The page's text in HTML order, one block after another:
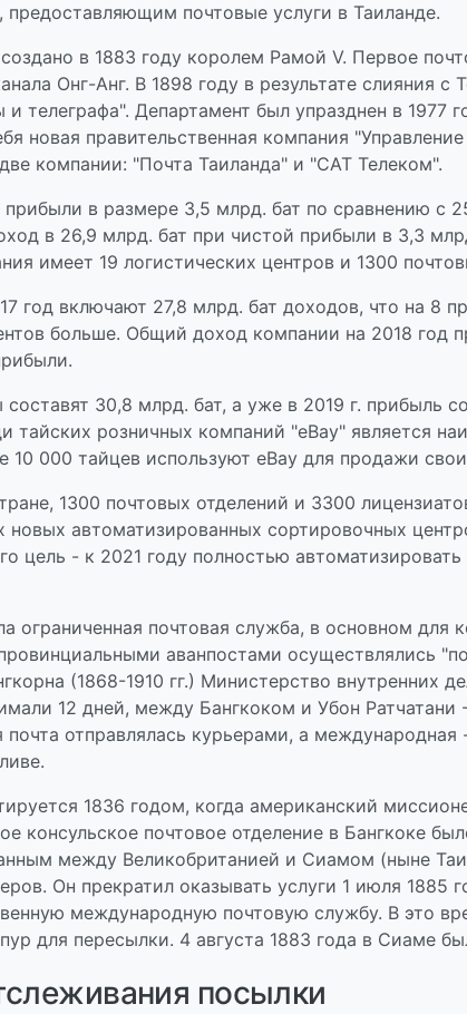
предоставляющим почтовые услуги в Таиланде.
в 1883 году королем Рамой V. Первое
Онг-Анг. В 1898 году в результате слияния с
телеграфа". Департамент был упразднен в 1977
новая правительственная компания
компании: "Почта Таиланда" и "САТ Телеком".
в размере 3,5 млрд. бат по сравнению с
в 26,9 млрд. бат при чистой прибыли в 3,3
имеет 19 логистических центров и 1300
год включают 27,8 млрд. бат доходов, что на 8
больше. Общий доход компании на 2018 год
30,8 млрд. бат, а уже в 2019 г. прибыль
тайских розничных компаний "eBay" является
000 тайцев используют eBay для продажи
1300 почтовых отделений и 3300
новых автоматизированных сортировочных
цель - к 2021 году полностью
ограниченная почтовая служба, в основном для
аванпостами осуществлялись
(1868-1910 гг.) Министерство внутренних
12 дней, между Бангкоком и Убон Ратчатани
отправлялась курьерами, а
1836 годом, когда американский
консульское почтовое отделение в Бангкоке
между Великобританией и Сиамом (ныне
Он прекратил оказывать услуги 1 июля 1885
международную почтовую службу. В это
для пересылки. 4 августа 1883 года в Сиаме
посылки